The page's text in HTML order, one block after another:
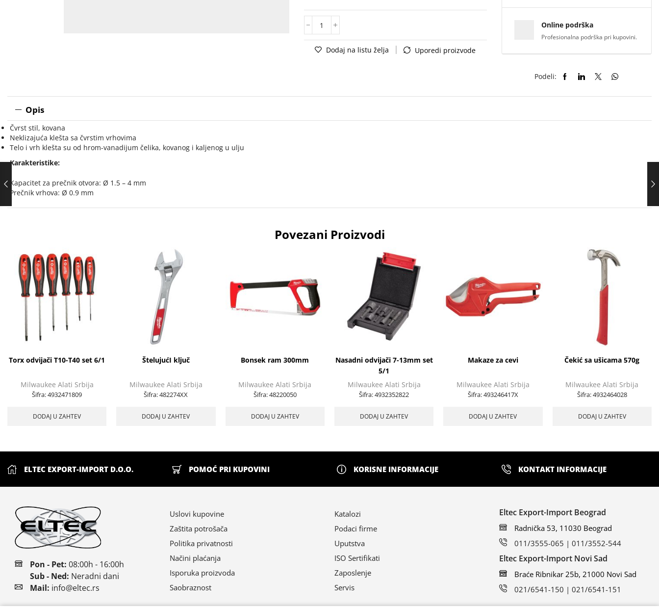
Dodaj na listu želja Uporedi proizvode
Online podrška
Profesionalna podrška pri kupovini.
Podeli:
Opis
Čvrst stil, kovana
Neklizajuća klešta sa čvrstim vrhovima
Telo i vrh klešta su od hrom-vanadijum čelika, kovanog i kaljenog u ulju
Karakteristike:
Kapacitet za prečnik otvora: Ø 1.5 – 4 mm
Prečnik vrhova: Ø 0.9 mm
Povezani Proizvodi
Torx odvijači T10-T40 set 6/1
Milwaukee Alati Srbija
Šifra:4932471809
DODAJ U ZAHTEV
ŠtelujućI ključ
Milwaukee Alati Srbija
Šifra:482274XX
DODAJ U ZAHTEV
Bonsek ram 300mm
Milwaukee Alati Srbija
Šifra:48220050
DODAJ U ZAHTEV
Nasadni odvijači 7-13mm set
5/1
Milwaukee Alati Srbija
Šifra:4932352822
DODAJ U ZAHTEV
Makaze za cevi
Milwaukee Alati Srbija
Šifra:493246417X
DODAJ U ZAHTEV
Čekić sa ušicama 570g
Milwaukee Alati Srbija
Šifra:4932464028
DODAJ U ZAHTEV
ELTEC EXPORT-IMPORT D.O.O. POMOĆ PRI KUPOVINI KORISNE INFORMACIJE KONTAKT INFORMACIJE
Pon - Pet: 08:00h - 16:00h
Sub - Ned: Neradni dani
Mail: info@eltec.rs
Uslovi kupovine
Zaštita potrošača
Politika privatnosti
Načini plaćanja
Isporuka proizvoda
Saobraznost
Katalozi
Podaci firme
Uputstva
ISO Sertifikati
Zaposlenje
Servis
Eltec Export-Import Beograd
Radnička 53, 11030 Beograd
011/3555-065 | 011/3552-544
Eltec Export-Import Novi Sad
Braće Ribnikar 25b, 21000 Novi Sad
021/6541-150 | 021/6541-151